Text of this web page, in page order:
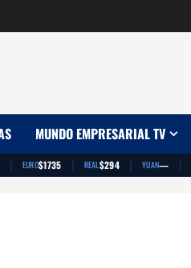
MUNDO EMPRESARIAL TV
| EURO$1735 | REAL$294 | YUAN— |